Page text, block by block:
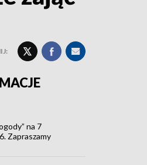
na 7
Zapraszamy